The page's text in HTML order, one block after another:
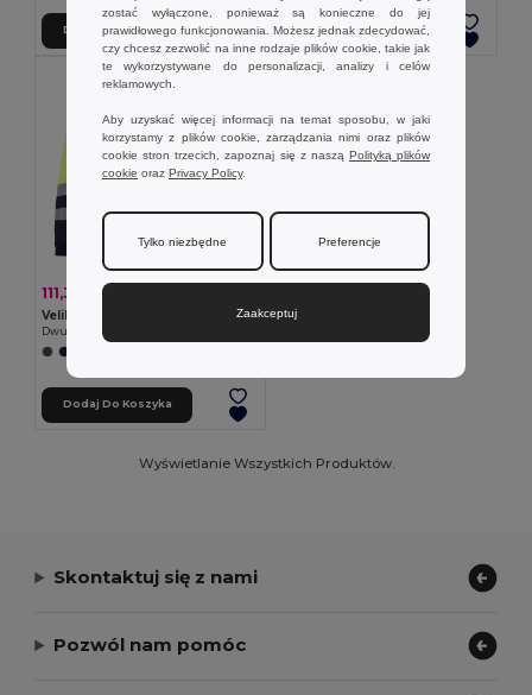
Dodaj Do Koszyka Dodaj Do Koszyka
111,31 zł 174,33 zł
Velilla 36050
Dodaj Do Koszyka
Wyświetlanie Wszystkich Produktów.
Skontaktuj się z nami
Pozwól nam pomóc
zostać wyłączone, ponieważ są konieczne do jej
prawidłowego funkcjonowania. Możesz jednak zdecydować,
czy chcesz zezwolić na inne rodzaje plików cookie, takie jak
te wykorzystywane do personalizacji, analizy i celów
reklamowych.
Aby uzyskać więcej informacji na temat sposobu, w jaki
korzystamy z plików cookie, zarządzania nimi oraz plików
cookie stron trzecich, zapoznaj się z naszą Polityką plików
cookie oraz Privacy Policy.
Tylko niezbędne Preferencje
Zaakceptuj